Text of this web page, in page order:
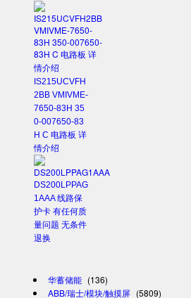
IS215UCVFH
2BB VMIVME-
7650-83H 35
0-007650-83
H C 电路板 详
情介绍
DS200LPPAG
1AAA 线路保
护卡 有任何质
量问题 无条件
退换
华蓄储能 (136)
ABB/瑞士/模块/触摸屏 (5809)